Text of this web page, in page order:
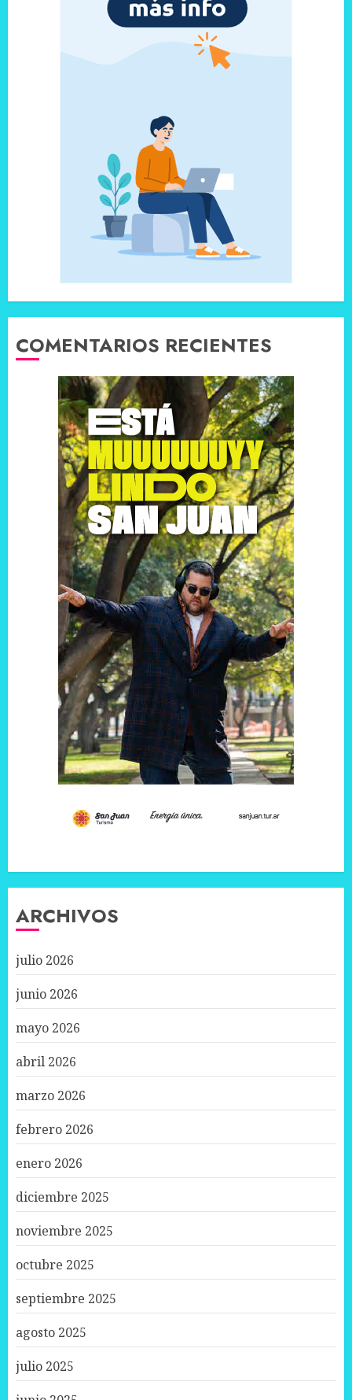
COMENTARIOS RECIENTES
ARCHIVOS
julio 2026
junio 2026
mayo 2026
abril 2026
marzo 2026
febrero 2026
enero 2026
diciembre 2025
noviembre 2025
octubre 2025
septiembre 2025
agosto 2025
julio 2025